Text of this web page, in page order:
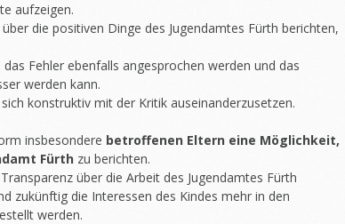
aufzeigen.
die positiven Dinge des Jugendamtes Fürth berichten,
Fehler ebenfalls angesprochen werden und das
werden kann.
konstruktiv mit der Kritik auseinanderzusetzen.
insbesondere betroffenen Eltern eine Möglichkeit,
Fürth zu berichten.
über die Arbeit des Jugendamtes Fürth
zukünftig die Interessen des Kindes mehr in den
werden.